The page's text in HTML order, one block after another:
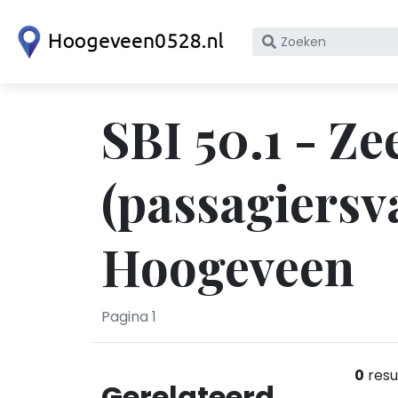
Zoek
KvK
nummer
SBI 50.1 -
Hoogeveen
Pagina 1
0